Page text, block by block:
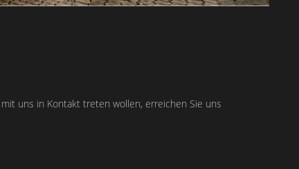
uns in Kontakt treten wollen, erreichen Sie uns